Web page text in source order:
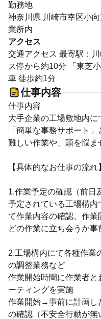
勤務地
神奈川県 川崎市幸区小
業所内
アクセス
交通アクセス 最寄駅：
ス停から約10分 「東芝
車 徒歩約1分
仕事内容
仕事内容
大手企業の工場敷地内に
「簡単な事務サポート
難しい作業や、頭を悩ま
【具体的なお仕事の流れ
1.作業予定の確認（前日
予定されている工場構
て作業内容の確認、作
どの作業に立ち会うか事
2.工場構内にて各種作業
の調整業務など
作業開始時間に作業者と
ーティングを実施
作業開始→事前に計画し
の確認（不安全行動が無